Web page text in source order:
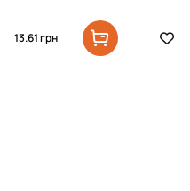
13.61грн